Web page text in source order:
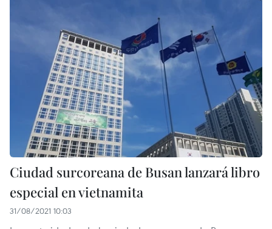
Ciudad surcoreana de Busan lanzará libro
especial en vietnamita
31/08/2021 10:03